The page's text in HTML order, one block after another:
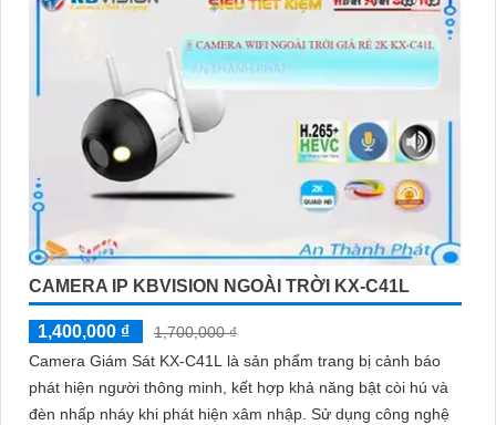
CAMERA IP KBVISION NGOÀI TRỜI KX-C41L
1,400,000 ₫
1,700,000 ₫
Camera Giám Sát KX-C41L là sản phẩm trang bị cảnh báo
phát hiện người thông minh, kết hợp khả năng bật còi hú và
đèn nhấp nháy khi phát hiện xâm nhập. Sử dụng công nghệ